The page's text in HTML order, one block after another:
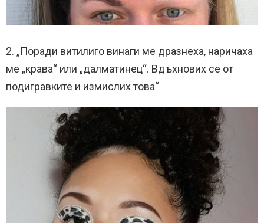
2. „Поради витилиго винаги ме дразнеха, наричаха
ме „крава“ или „далматинец“. Вдъхнових се от
подигравките и измислих това“